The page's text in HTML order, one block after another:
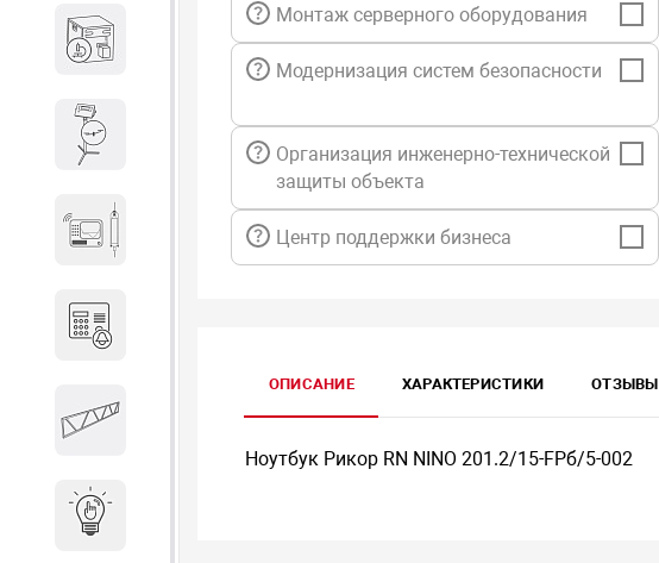
Атомно-эмиссионные
спектрометры
Весы и весовое оборудование
Гидроакустическое
оборудование
Монтаж серверного оборудования
Модернизация систем безопасности
Организация инженерно-технической
защиты объекта
Центр поддержки бизнеса
ОПИСАНИЕ ХАРАКТЕРИСТИКИ ОТЗЫВЫ
Ноутбук Рикор RN NINO 201.2/15-FРб/5-002